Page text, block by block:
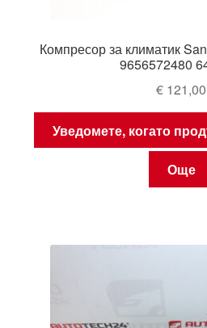
Компресор за климатик
9656572480
€ 121,00
Уведомете, когато
Още